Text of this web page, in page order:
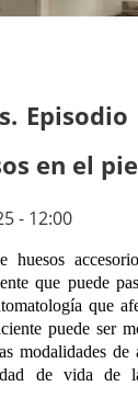
Episodio
en el
- 12:00
huesos
que puede
que
puede ser
modalidades de
de vida de